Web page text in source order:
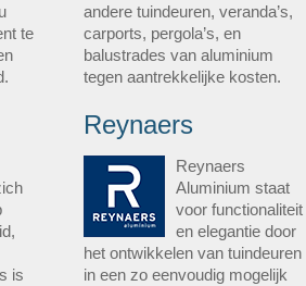
te
andere tuindeuren, veranda’s,
carports, pergola’s, en
balustrades van aluminium
tegen aantrekkelijke kosten.
is
Reynaers
Reynaers
Aluminium staat
voor functionaliteit
en elegantie door
het ontwikkelen van tuindeuren
in een zo eenvoudig mogelijk